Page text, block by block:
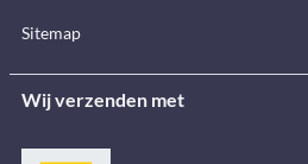
Sitemap
Wij verzenden met